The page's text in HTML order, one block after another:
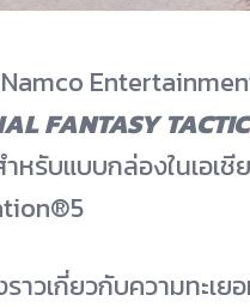
FANTASY
หรับแบบกล่องในเอเชี
าวเกี่ยวกับความทะเย